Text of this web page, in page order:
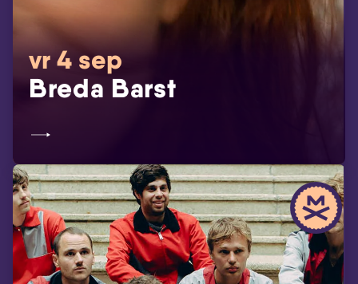
vr 4 sep
Breda Barst